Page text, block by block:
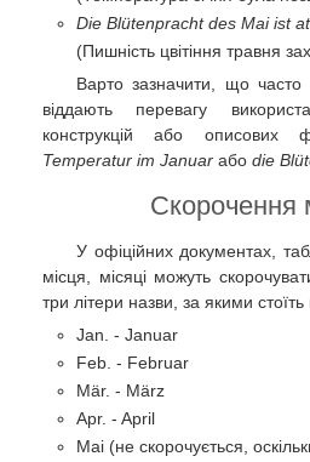
Die Blütenpracht des Mai ist
(Пишність цвітіння травня
Варто зазначити, що часто
віддають перевагу
конструкцій або описових
Temperatur im Januar або die
Скорочення
У офіційних документах,
місця, місяці можуть
три літери назви, за якими стоїть
Jan. - Januar
Feb. - Februar
Mär. - März
Apr. - April
Mai (не скорочується,